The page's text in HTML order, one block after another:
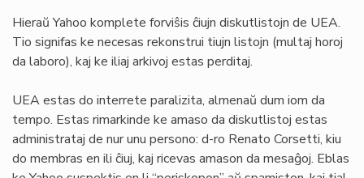
Hieraŭ Yahoo komplete forviŝis ĉiujn diskutlistojn de UEA.
Tio signifas ke necesas rekonstrui tiujn listojn (multaj horoj
da laboro), kaj ke iliaj arkivoj estas perditaj.
UEA estas do interrete paralizita, almenaŭ dum iom da
tempo. Estas rimarkinde ke amaso da diskutlistoj estas
administrataj de nur unu persono: d-ro Renato Corsetti, kiu
do membras en ili ĉiuj, kaj ricevas amason da mesaĝoj. Eblas